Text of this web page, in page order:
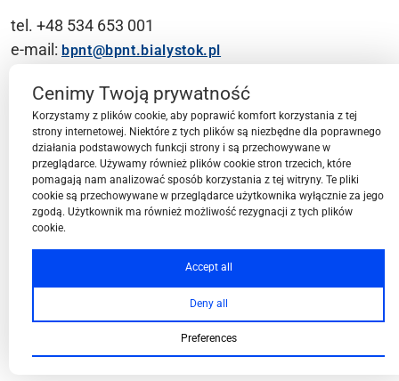
tel. +48 534 653 001
e-mail: bpnt@bpnt.bialystok.pl
Contact
BPN-T Area
BPN-T Offer
Cenimy Twoją prywatność
Korzystamy z plików cookie, aby poprawić komfort korzystania z tej
strony internetowej. Niektóre z tych plików są niezbędne dla poprawnego
działania podstawowych funkcji strony i są przechowywane w
przeglądarce. Używamy również plików cookie stron trzecich, które
pomagają nam analizować sposób korzystania z tej witryny. Te pliki
cookie są przechowywane w przeglądarce użytkownika wyłącznie za jego
zgodą. Użytkownik ma również możliwość rezygnacji z tych plików
cookie.
Accept all
Deny all
Preferences